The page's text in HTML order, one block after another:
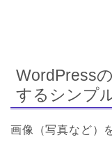
WordPress
するシンプ
画像（写真など）